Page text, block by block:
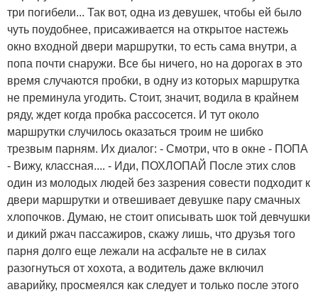
три погибели... Так вот, одна из девушек, чтобы ей было
чуть поудобнее, присаживается на открытое настежь
окно входной двери маршрутки, то есть сама внутри, а
попа почти снаружи. Все бы ничего, но на дорогах в это
время случаются пробки, в одну из которых маршрутка
не преминула угодить. Стоит, значит, водила в крайнем
ряду, ждет когда пробка рассосется. И тут около
маршрутки случилось оказаться троим не шибко
трезвым парням. Их диалог: - Смотри, что в окне - ПОПА
- Вижу, классная.... - Иди, ПОХЛОПАЙ После этих слов
один из молодых людей без зазрения совести подходит к
двери маршрутки и отвешивает девушке пару смачных
хлопочков. Думаю, не стоит описывать шок той девчушки
и дикий ржач пассажиров, скажу лишь, что друзья того
парня долго еще лежали на асфальте не в силах
разогнуться от хохота, а водитель даже включил
аварийку, просмеялся как следует и только после этого